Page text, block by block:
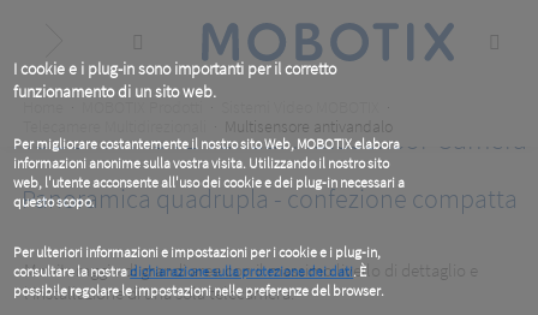
I cookie e i plug-in sono importanti per il corretto
funzionamento di un sito web.
Per migliorare costantemente il nostro sito Web, MOBOTIX elabora
informazioni anonime sulla vostra visita. Utilizzando il nostro sito
web, l'utente acconsente all'uso dei cookie e dei plug-in necessari a
questo scopo.
Per ulteriori informazioni e impostazioni per i cookie e i plug-in,
consultare la nostradichiarazione sulla protezione dei dati. È
possibile regolare le impostazioni nelle preferenze del browser.
content
Multisensore antivandalo
MOBOTIX MOVE Vandal Multisensor Camera
Panoramica quadrupla - confezione compatta
Monitoraggio di grandi aree con il massimo livello di dettaglio e
l'installazione di una sola telecamera.